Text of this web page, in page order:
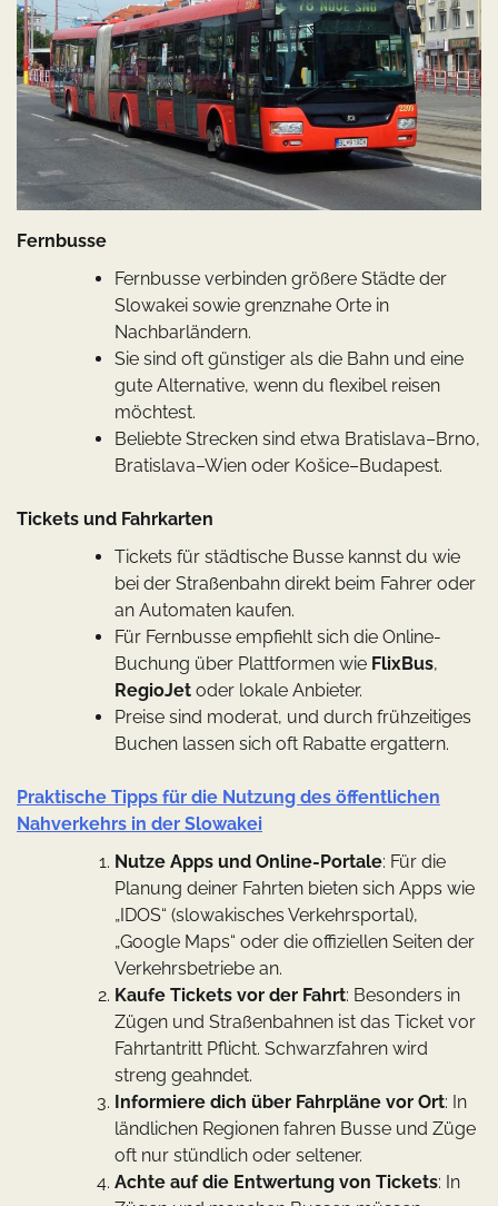
Fernbusse
Fernbusse verbinden größere Städte der
Slowakei sowie grenznahe Orte in
Nachbarländern.
Sie sind oft günstiger als die Bahn und eine
gute Alternative, wenn du flexibel reisen
möchtest.
Beliebte Strecken sind etwa Bratislava–Brno,
Bratislava–Wien oder Košice–Budapest.
Tickets und Fahrkarten
Tickets für städtische Busse kannst du wie
bei der Straßenbahn direkt beim Fahrer oder
an Automaten kaufen.
Für Fernbusse empfiehlt sich die Online-
Buchung über Plattformen wie FlixBus,
RegioJet oder lokale Anbieter.
Preise sind moderat, und durch frühzeitiges
Buchen lassen sich oft Rabatte ergattern.
Praktische Tipps für die Nutzung des öffentlichen
Nahverkehrs in der Slowakei
Nutze Apps und Online-Portale: Für die
Planung deiner Fahrten bieten sich Apps wie
„IDOS“ (slowakisches Verkehrsportal),
„Google Maps“ oder die offiziellen Seiten der
Verkehrsbetriebe an.
Kaufe Tickets vor der Fahrt: Besonders in
Zügen und Straßenbahnen ist das Ticket vor
Fahrtantritt Pflicht. Schwarzfahren wird
streng geahndet.
Informiere dich über Fahrpläne vor Ort: In
ländlichen Regionen fahren Busse und Züge
oft nur stündlich oder seltener.
Achte auf die Entwertung von Tickets: In